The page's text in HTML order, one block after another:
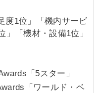
度1位」「機内サービ
」「機材・設備1位」
「5スター」
「ワールド・ベ